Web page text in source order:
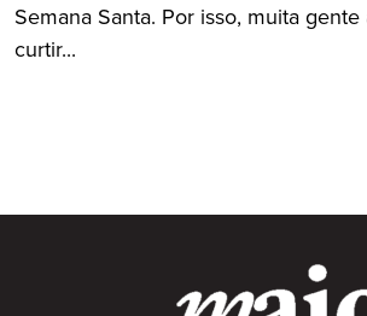
Semana Santa. Por isso, muita
curtir...